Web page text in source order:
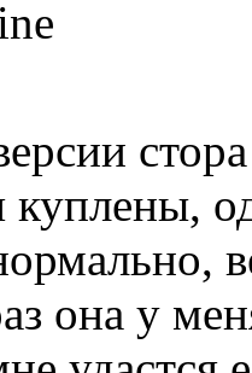
куплены,
она у